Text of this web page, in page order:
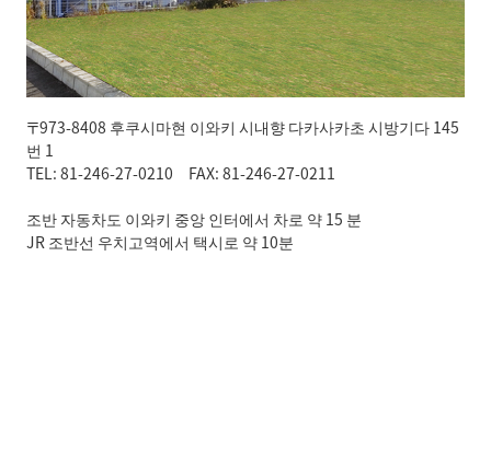
〒973-8408 후쿠시마현 이와키 시내향 다카사카초 시방기다 145
번 1
TEL: 81-246-27-0210 FAX: 81-246-27-0211
조반 자동차도 이와키 중앙 인터에서 차로 약 15 분
JR 조반선 우치고역에서 택시로 약 10분